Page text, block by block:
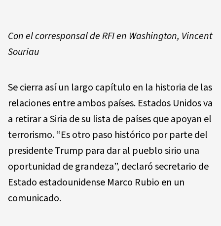
Con el corresponsal de RFI en Washington, Vincent
Souriau
Se cierra así un largo capítulo en la historia de las
relaciones entre ambos países. Estados Unidos va
a retirar a Siria de su lista de países que apoyan el
terrorismo. “Es otro paso histórico por parte del
presidente Trump para dar al pueblo sirio una
oportunidad de grandeza”, declaró secretario de
Estado estadounidense Marco Rubio en un
comunicado.